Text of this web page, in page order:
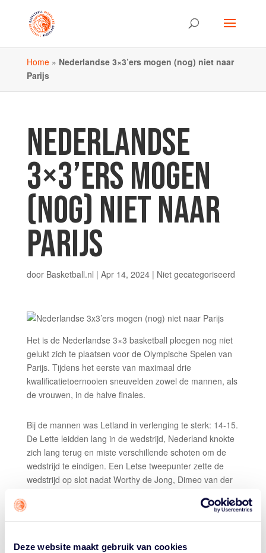
Deze website maakt gebruik van cookies
Home» Nederlandse 3×3’ers mogen (nog) niet naar
Parijs
NEDERLANDSE
3×3’ERS MOGEN
(NOG) NIET NAAR
PARIJS
door Basketball.nl | Apr 14, 2024| Niet gecategoriseerd
Het is de Nederlandse 3×3 basketball ploegen nog niet
gelukt zich te plaatsen voor de Olympische Spelen van
Parijs. Tijdens het eerste van maximaal drie
kwalificatietoernooien sneuvelden zowel de mannen, als
de vrouwen, in de halve finales.
Bij de mannen was Letland in verlenging te sterk: 14-15.
De Lette leidden lang in de wedstrijd, Nederland knokte
zich lang terug en miste verschillende schoten om de
wedstrijd te eindigen. Een Letse tweepunter zette de
wedstrijd op slot nadat Worthy de Jong, Dimeo van der
kregen een finaleticket te bemachtigen.
seconden verloor. Tegen Oostenrijk gaf het team de